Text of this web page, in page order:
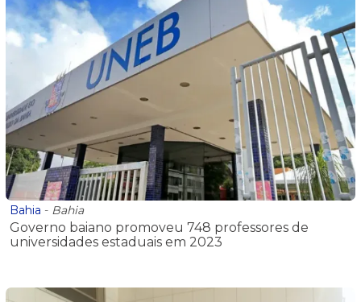
Bahia - Bahia
Governo baiano promoveu 748 professores de
universidades estaduais em 2023